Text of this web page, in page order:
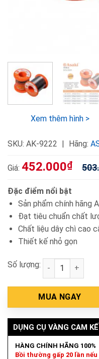
Xem thêm hình >
SKU: AK-9222 Hãng:
Giá: 452.000₫
Đặc điểm nổi bật
Sản phẩm chính hãng
Đạt tiêu chuẩn chất
Chất liệu dây chì cao
Thiết kế nhỏ gọn
Số lượng: Dây chì hàn
MUA NGAY
DỤNG CỤ VÀNG CAM
HÀNG CHÍNH HÃNG 100%
Bồi thường gấp 20 lần